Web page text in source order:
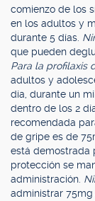
comienzo de los
en los adultos y
durante 5 días.
que pueden
Para la profilaxis
adultos y
día, durante un
dentro de los 2
recomendada
de gripe es de
está demostrada
protección se
administración.
administrar 75mg